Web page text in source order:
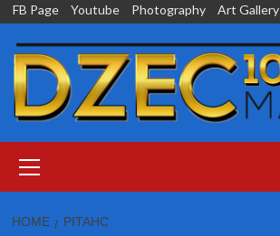
Skip
content
FB Page Youtube Photography Art Gallery
Menu
HOME PITAHC